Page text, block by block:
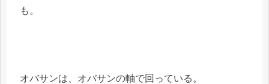
も。
オバサンは、オバサンの軸で回っている。